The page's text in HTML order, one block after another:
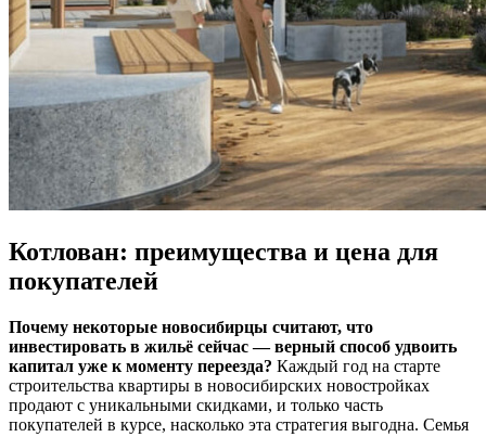
Котлован: преимущества и цена для
покупателей
Почему некоторые новосибирцы считают, что
инвестировать в жильё сейчас — верный способ удвоить
капитал уже к моменту переезда? Каждый год на старте
строительства квартиры в новосибирских новостройках
продают с уникальными скидками, и только часть
покупателей в курсе, насколько эта стратегия выгодна. Семья